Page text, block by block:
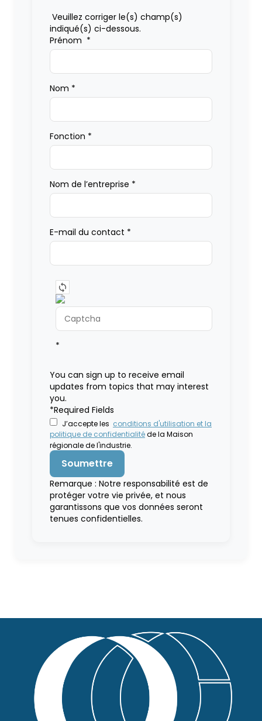
Veuillez corriger le(s) champ(s)
indiqué(s) ci-dessous.
Prénom *
Nom *
Fonction *
Nom de l’entreprise *
E-mail du contact *
*
You can sign up to receive email
updates from topics that may interest
you.
*Required Fields
J’accepte les conditions d'utilisation et la
politique de confidentialitéde la Maison
régionale de l'industrie.
Remarque : Notre responsabilité est de
protéger votre vie privée, et nous
garantissons que vos données seront
tenues confidentielles.